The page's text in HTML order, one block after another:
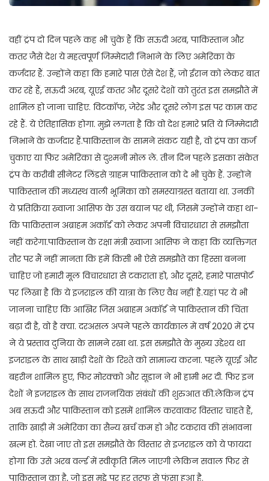
वहीं ट्रंप दो दिन पहले कह भी चुके हैं कि सऊदी अरब, पाकिस्तान और
कतर जैसे देश ये महत्वपूर्ण जिम्मेदारी निभाने के लिए अमेरिका के
कर्जदार हैं. उन्होंने कहा कि हमारे पास ऐसे देश हैं, जो ईरान को लेकर बात
कर रहे हैं, सऊदी अरब, यूएई कतर और दूसरे देशों को तुरंत इस समझौते में
शामिल हो जाना चाहिए. विटकॉफ, जेरेड और दूसरे लोग इस पर काम कर
रहे हैं. ये ऐतिहासिक होगा. मुझे लगता है कि वो देश हमारे प्रति ये जिम्मेदारी
निभाने के कर्जदार हैं.पाकिस्तान के सामने संकट यही है, वो ट्रंप का कर्ज
चुकाए या फिर अमेरिका से दुश्मनी मोल ले. तीन दिन पहले इसका संकेत
ट्रंप के करीबी सीनेटर लिंडसे ग्राहम पाकिस्तान को दे भी चुके हैं. उन्होंने
पाकिस्तान की मध्यस्थ वाली भूमिका को समस्याग्रस्त बताया था. उनकी
ये प्रतिक्रिया ख्वाजा आसिफ के उस बयान पर थी, जिसमें उन्होंने कहा था-
कि पाकिस्तान अब्राहम अकॉर्ड को लेकर अपनी विचारधारा से समझौता
नहीं करेगा.पाकिस्तान के रक्षा मंत्री ख्वाजा आसिफ ने कहा कि व्यक्तिगत
तौर पर मैं नहीं मानता कि हमें किसी भी ऐसे समझौते का हिस्सा बनना
चाहिए जो हमारी मूल विचारधारा से टकराता हो, और दूसरे, हमारे पासपोर्ट
पर लिखा है कि ये इजराइल की यात्रा के लिए वैध नहीं है.यहां पर ये भी
जानना चाहिए कि आखिर जिस अब्राहम अकॉर्ड ने पाकिस्तान की चिंता
बढ़ा दी है, वो है क्या. दरअसल अपने पहले कार्यकाल में वर्ष 2020 में ट्रंप
ने ये प्रस्ताव दुनिया के सामने रखा था. इस समझौते के मुख्य उद्देश्य था
इजराइल के साथ खाड़ी देशों के रिश्ते को सामान्य करना. पहले यूएई और
बहरीन शामिल हुए, फिर मोरक्को और सूडान ने भी हामी भर दी. फिर इन
देशों ने इजराइल के साथ राजनयिक संबंधों की शुरुआत की.लेकिन ट्रंप
अब सऊदी और पाकिस्तान को इसमें शामिल करवाकर विस्तार चाहते हैं,
ताकि खाड़ी में अमेरिका का सैन्य खर्च कम हो और टकराव की संभावना
खत्म हो. देखा जाए तो इस समझौते के विस्तार से इजराइल को ये फायदा
होगा कि उसे अरब वर्ल्ड में स्वीकृति मिल जाएगी लेकिन सवाल फिर से
पाकिस्तान का है, जो इस मुद्दे पर हर तरफ से फंसा हुआ है.